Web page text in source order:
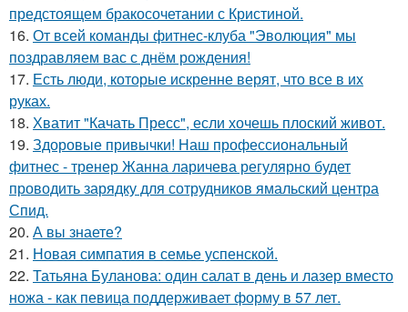
предстоящем бракосочетании с Кристиной.
16. От всей команды фитнес-клуба "Эволюция" мы
поздравляем вас с днём рождения!
17. Есть люди, которые искренне верят, что все в их
руках.
18. Хватит "Качать Пресс", если хочешь плоский живот.
19. Здоровые привычки! Наш профессиональный
фитнес - тренер Жанна ларичева регулярно будет
проводить зарядку для сотрудников ямальский центра
Спид.
20. А вы знаете?
21. Новая симпатия в семье успенской.
22. Татьяна Буланова: один салат в день и лазер вместо
ножа - как певица поддерживает форму в 57 лет.